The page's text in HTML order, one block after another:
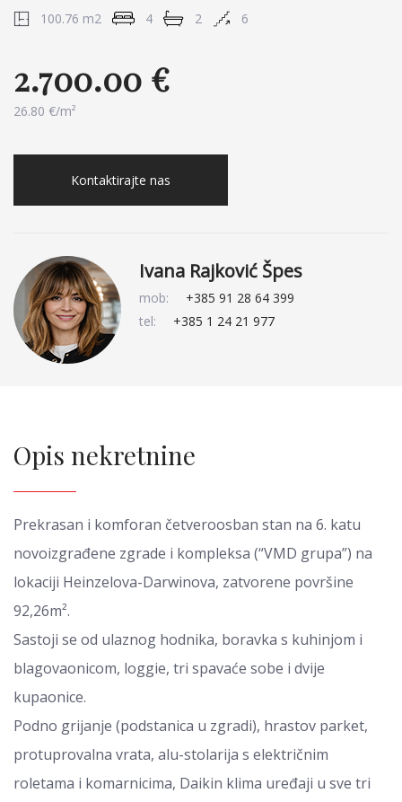
100.76 m2 4 2 6
2.700.00 €
26.80 €/m²
Kontaktirajte nas
Ivana Rajković Špes
mob:
+385 91 28 64 399
tel:
+385 1 24 21 977
Opis nekretnine
Prekrasan i komforan četveroosban stan na 6. katu
novoizgrađene zgrade i kompleksa (“VMD grupa”) na
lokaciji Heinzelova-Darwinova, zatvorene površine
92,26m².
Sastoji se od ulaznog hodnika, boravka s kuhinjom i
blagovaonicom, loggie, tri spavaće sobe i dvije
kupaonice.
Podno grijanje (podstanica u zgradi), hrastov parket,
protuprovalna vrata, alu-stolarija s električnim
roletama i komarnicima, Daikin klima uređaji u sve tri